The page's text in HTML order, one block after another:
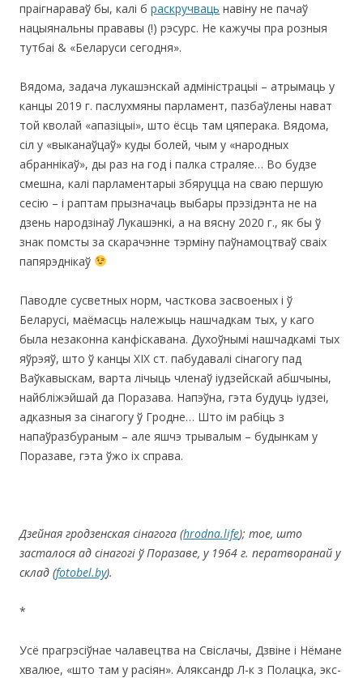
праігнараваў бы, калі б раскручваць навіну не пачаў
нацыянальны прававы (!) рэсурс. Не кажучы пра розныя
тутбаі & «Беларуси сегодня».
Вядома, задача лукашэнскай адміністрацыі – атрымаць у
канцы 2019 г. паслухмяны парламент, пазбаўлены нават
той кволай «апазіцыі», што ёсць там цяперака. Вядома,
сіл у «выканаўцаў» куды болей, чым у «народных
абраннікаў», ды раз на год і палка страляе… Во будзе
смешна, калі парламентарыі збяруцца на сваю першую
сесію – і раптам прызначаць выбары прэзідэнта не на
дзень народзінаў Лукашэнкі, а на вясну 2020 г., як бы ў
знак помсты за скарачэнне тэрміну паўнамоцтваў сваіх
папярэднікаў
Паводле сусветных норм, часткова засвоеных і ў
Беларусі, маёмасць належыць нашчадкам тых, у каго
была незаконна канфіскавана. Духоўнымі нашчадкамі тых
яўрэяў, што ў канцы ХІХ ст. пабудавалі сінагогу пад
Ваўкавыскам, варта лічыць членаў іудзейскай абшчыны,
найбліжэйшай да Поразава. Напэўна, гэта будуць іудзеі,
адказныя за сінагогу ў Гродне… Што ім рабіць з
напаўразбураным – але яшчэ трывалым – будынкам у
Поразаве, гэта ўжо іх справа.
Дзейная гродзенская сінагога (hrodna.life); тое, што
засталося ад сінагогі ў Поразаве, у 1964 г. ператворанай у
склад (fotobel.by).
*
Усё прагрэсіўнае чалавецтва на Свіслачы, Дзвіне і Нёмане
хвалюе, «што там у расіян». Аляксандр Л-к з Полацка, экс-